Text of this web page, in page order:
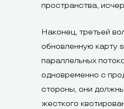
пространства,
Наконец, третьей
обновленную карту
параллельных
одновременно с
стороны, они
жесткого